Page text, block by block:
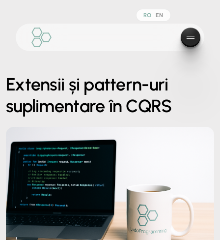
RO EN
Extensii și pattern-uri
suplimentare în CQRS